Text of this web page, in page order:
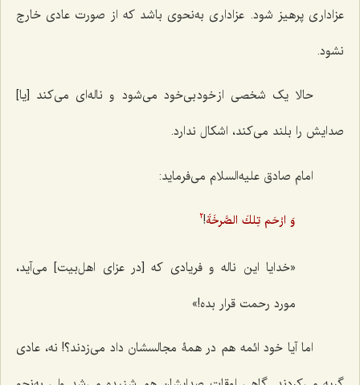
عزاداری پرهیز شود. عزاداری به‌نحوی باشد که از صورت عادی خارج
نشود.
حالا یک شخصی از خود بی‌خود می‌شود و ناله‌ای می‌کند [یا]
صدایش را بلند می‌کند، اشکال ندارد.
امام صادق علیه‌السلام می‌فرماید:
وَ ارْحَم تِلكَ الصَّرخَةَ!
2
«خدایا این ناله و فریادی که [در عزای اهل‌بیت] می‌آید،
مورد رحمت قرار بده!»
اما آیا خود ائمه هم در همۀ مجالسشان داد می‌زدند؟! نه، عادی